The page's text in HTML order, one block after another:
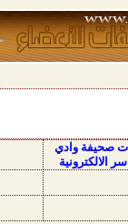
صحيفة وادي
الالكترونية